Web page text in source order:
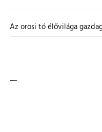
Az orosi tó élővilága
.......